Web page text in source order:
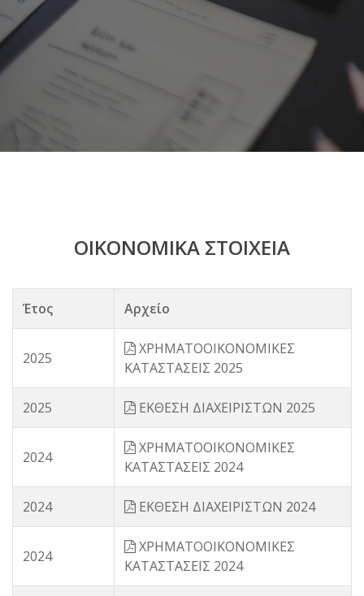
ΟΙΚΟΝΟΜΙΚΑ ΣΤΟΙΧΕΙΑ
Έτος Αρχείο
2025
ΧΡΗΜΑΤΟΟΙΚΟΝΟΜΙΚΕΣ
ΚΑΤΑΣΤΑΣΕΙΣ 2025
2025 ΕΚΘΕΣΗ ΔΙΑΧΕΙΡΙΣΤΩΝ 2025
2024
ΧΡΗΜΑΤΟΟΙΚΟΝΟΜΙΚΕΣ
ΚΑΤΑΣΤΑΣΕΙΣ 2024
2024 ΕΚΘΕΣΗ ΔΙΑΧΕΙΡΙΣΤΩΝ 2024
2024
ΧΡΗΜΑΤΟΟΙΚΟΝΟΜΙΚΕΣ
ΚΑΤΑΣΤΑΣΕΙΣ 2024